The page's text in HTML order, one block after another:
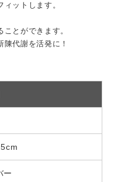
ットします。
とができます。
代謝を活発に！
ー